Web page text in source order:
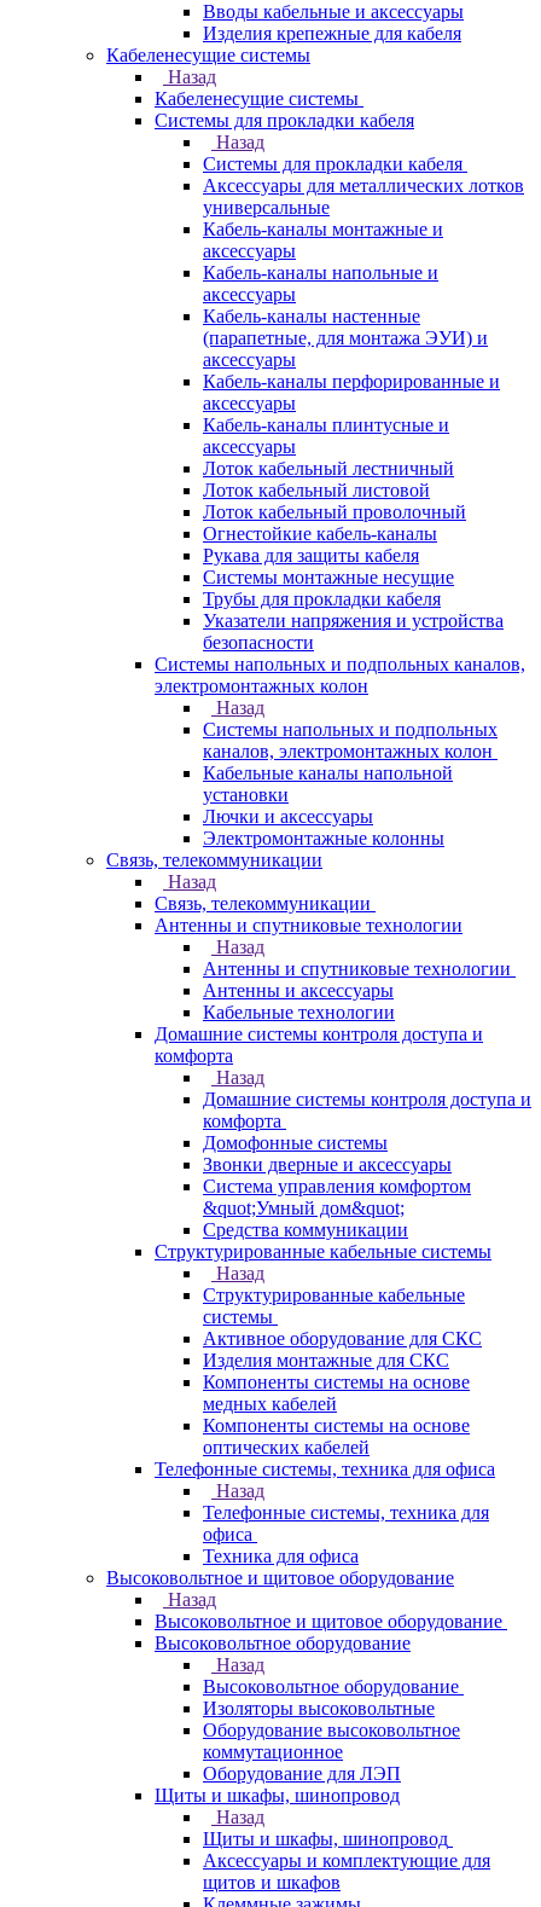
Вводы кабельные и аксессуары
Изделия крепежные для кабеля
Кабеленесущие системы
Назад
Кабеленесущие системы
Системы для прокладки кабеля
Назад
Системы для прокладки кабеля
Аксессуары для металлических лотков
универсальные
Кабель-каналы монтажные и
аксессуары
Кабель-каналы напольные и
аксессуары
Кабель-каналы настенные
(парапетные, для монтажа ЭУИ) и
аксессуары
Кабель-каналы перфорированные и
аксессуары
Кабель-каналы плинтусные и
аксессуары
Лоток кабельный лестничный
Лоток кабельный листовой
Лоток кабельный проволочный
Огнестойкие кабель-каналы
Рукава для защиты кабеля
Системы монтажные несущие
Трубы для прокладки кабеля
Указатели напряжения и устройства
безопасности
Системы напольных и подпольных каналов,
электромонтажных колон
Назад
Системы напольных и подпольных
каналов, электромонтажных колон
Кабельные каналы напольной
установки
Лючки и аксессуары
Электромонтажные колонны
Связь, телекоммуникации
Назад
Связь, телекоммуникации
Антенны и спутниковые технологии
Назад
Антенны и спутниковые технологии
Антенны и аксессуары
Кабельные технологии
Домашние системы контроля доступа и
комфорта
Назад
Домашние системы контроля доступа и
комфорта
Домофонные системы
Звонки дверные и аксессуары
Система управления комфортом
&quot;Умный дом&quot;
Средства коммуникации
Структурированные кабельные системы
Назад
Структурированные кабельные
системы
Активное оборудование для СКС
Изделия монтажные для СКС
Компоненты системы на основе
медных кабелей
Компоненты системы на основе
оптических кабелей
Телефонные системы, техника для офиса
Назад
Телефонные системы, техника для
офиса
Техника для офиса
Высоковольтное и щитовое оборудование
Назад
Высоковольтное и щитовое оборудование
Высоковольтное оборудование
Назад
Высоковольтное оборудование
Изоляторы высоковольтные
Оборудование высоковольтное
коммутационное
Оборудование для ЛЭП
Щиты и шкафы, шинопровод
Назад
Щиты и шкафы, шинопровод
Аксессуары и комплектующие для
щитов и шкафов